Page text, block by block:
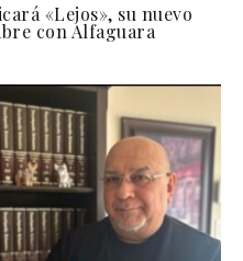
«Lejos», su nuevo
con Alfaguara